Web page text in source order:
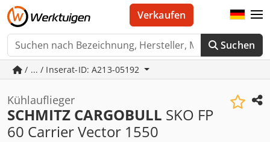
Suchen
Verkaufen
/ ... / Inserat-ID: A213-05192
Kühlauflieger
SCHMITZ CARGOBULL SKO FP
60 Carrier Vector 1550